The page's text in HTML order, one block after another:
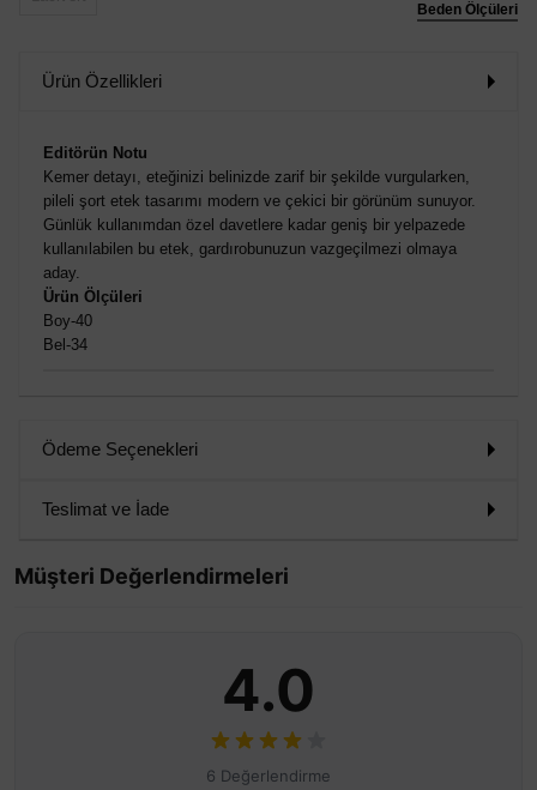
Beden Ölçüleri
Ürün Özellikleri
Editörün Notu
Kemer detayı, eteğinizi belinizde zarif bir şekilde vurgularken,
pileli şort etek tasarımı modern ve çekici bir görünüm sunuyor.
Günlük kullanımdan özel davetlere kadar geniş bir yelpazede
kullanılabilen bu etek, gardırobunuzun vazgeçilmezi olmaya
aday.
Ürün Ölçüleri
Boy-40
Bel-34
Ödeme Seçenekleri
Teslimat ve İade
Müşteri Değerlendirmeleri
4.0
6 Değerlendirme